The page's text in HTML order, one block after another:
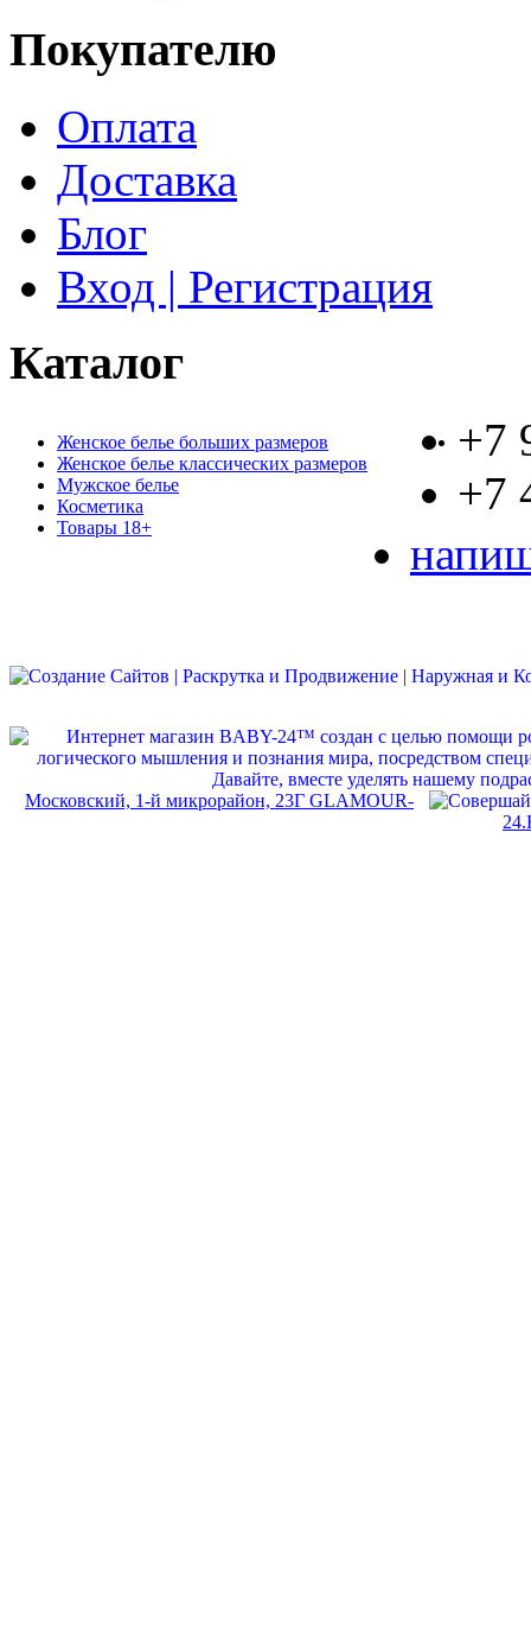
Покупателю
Оплата
Доставка
Блог
Вход | Регистрация
Каталог
Женское белье больших размеров
Женское белье классических размеров
Мужское белье
Косметика
Товары 18+
+7
+7
Московский, 1-й микрорайон, 23Г GLAMOUR-